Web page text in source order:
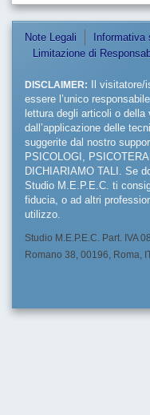
Note Legali
Limitazione di
DISCLAIMER: Il visitatore/
essere l’unico
lettura degli articoli o
dall’applicazione delle
suggerite dal nostro
PSICOLOGI,
DICHIARIAMO TALI. Se
Studio M.E.P.E.C. ti
fiducia, o ad altri
utilizzo.
Studio M.E.P.E.C. Part. IVA
Romano 38, 00196, Roma,